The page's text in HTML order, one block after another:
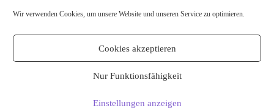
Wir verwenden Cookies, um unsere Website und unseren Service zu optimieren.
Cookies akzeptieren
Nur Funktionsfähigkeit
Einstellungen anzeigen
Archiv
Impressum/Datenschutz/Credits